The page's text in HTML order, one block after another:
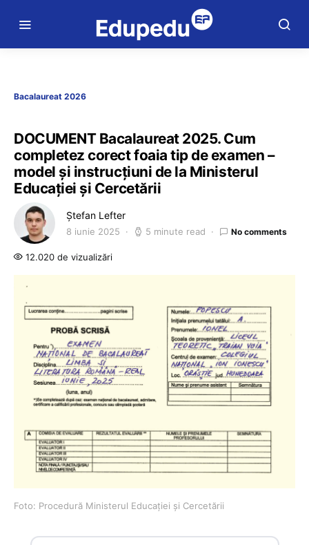
Bacalaureat 2026
DOCUMENT Bacalaureat 2025. Cum
completez corect foaia tip de examen –
model și instrucțiuni de la Ministerul
Educației și Cercetării
Ștefan Lefter
8 iunie 2025 5 minute read No comments
12.020 de vizualizări
Foto: Procedură Ministerul Educației și Cercetării